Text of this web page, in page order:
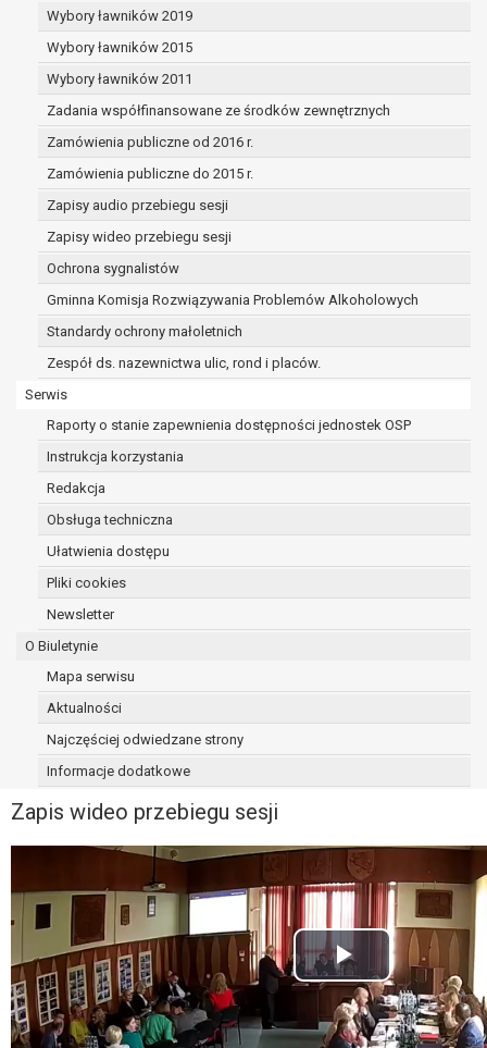
Wybory ławników 2019
Wybory ławników 2015
Wybory ławników 2011
Zadania współfinansowane ze środków zewnętrznych
Zamówienia publiczne od 2016 r.
Zamówienia publiczne do 2015 r.
Zapisy audio przebiegu sesji
Zapisy wideo przebiegu sesji
Ochrona sygnalistów
Gminna Komisja Rozwiązywania Problemów Alkoholowych
Standardy ochrony małoletnich
Zespół ds. nazewnictwa ulic, rond i placów.
Serwis
Raporty o stanie zapewnienia dostępności jednostek OSP
Instrukcja korzystania
Redakcja
Obsługa techniczna
Ułatwienia dostępu
Pliki cookies
Newsletter
O Biuletynie
Mapa serwisu
Aktualności
Najczęściej odwiedzane strony
Informacje dodatkowe
Zapis wideo przebiegu sesji